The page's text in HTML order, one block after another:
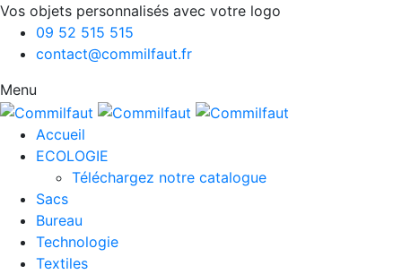
Vos objets personnalisés avec votre logo
09 52 515 515
contact@commilfaut.fr
Menu
Accueil
ECOLOGIE
Téléchargez notre catalogue
Sacs
Bureau
Technologie
Textiles